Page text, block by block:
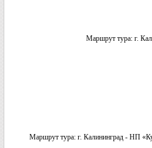
Маршрут тура: г.
Маршрут тура: г. Калининград - НП